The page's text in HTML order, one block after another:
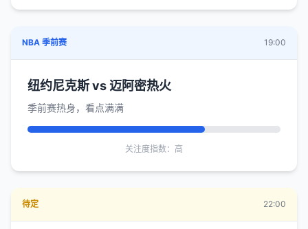
NBA 季前赛 19:00
纽约尼克斯 vs 迈阿密热火
季前赛热身，看点满满
关注度指数：高
待定 22:00